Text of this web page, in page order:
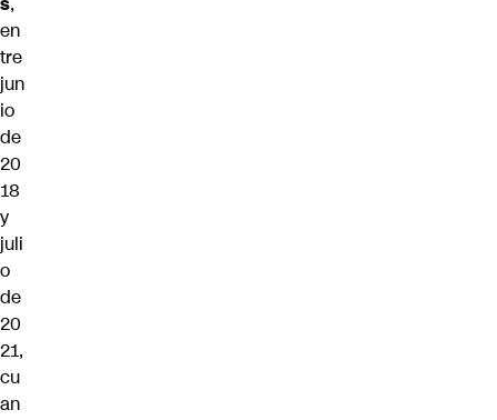
en
tre
jun
io
de
20
18
y
juli
o
de
20
21,
cu
an